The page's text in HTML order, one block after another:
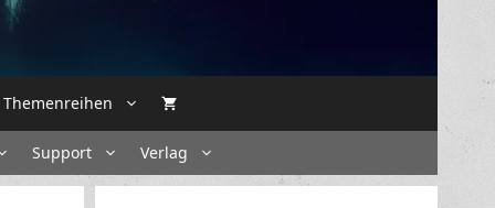
Themenreihen
Support Verlag